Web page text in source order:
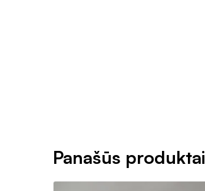
Panašūs produktai